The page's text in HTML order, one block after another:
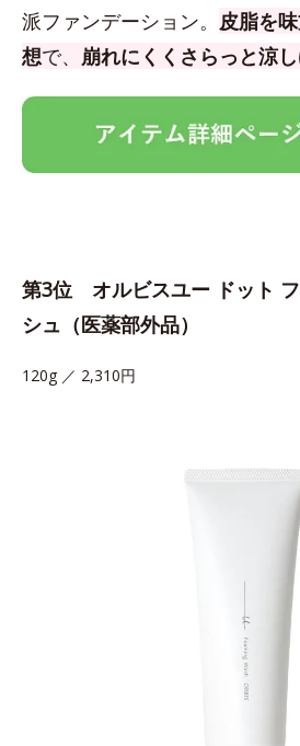
派ファンデーション。 皮脂を
想で、 崩れにくくさらっと涼
第3位 オルビスユー ドット
シュ（医薬部外品）
120g ／ 2,310円